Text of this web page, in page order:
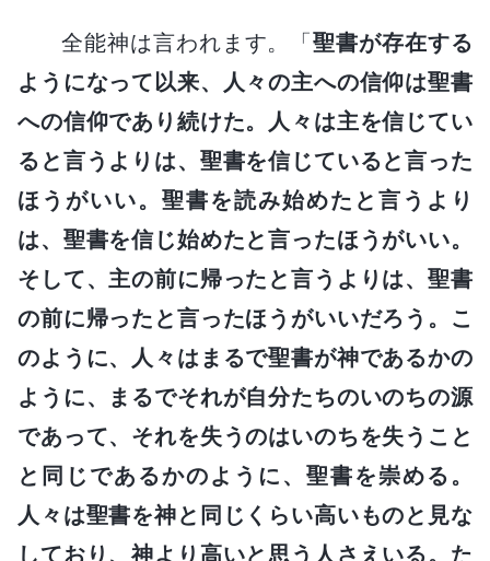
全能神は言われます。「聖書が存在する
ようになって以来、人々の主への信仰は聖書
への信仰であり続けた。人々は主を信じてい
ると言うよりは、聖書を信じていると言った
ほうがいい。聖書を読み始めたと言うより
は、聖書を信じ始めたと言ったほうがいい。
そして、主の前に帰ったと言うよりは、聖書
の前に帰ったと言ったほうがいいだろう。こ
のように、人々はまるで聖書が神であるかの
ように、まるでそれが自分たちのいのちの源
であって、それを失うのはいのちを失うこと
と同じであるかのように、聖書を崇める。
人々は聖書を神と同じくらい高いものと見な
しており、神より高いと思う人さえいる。た